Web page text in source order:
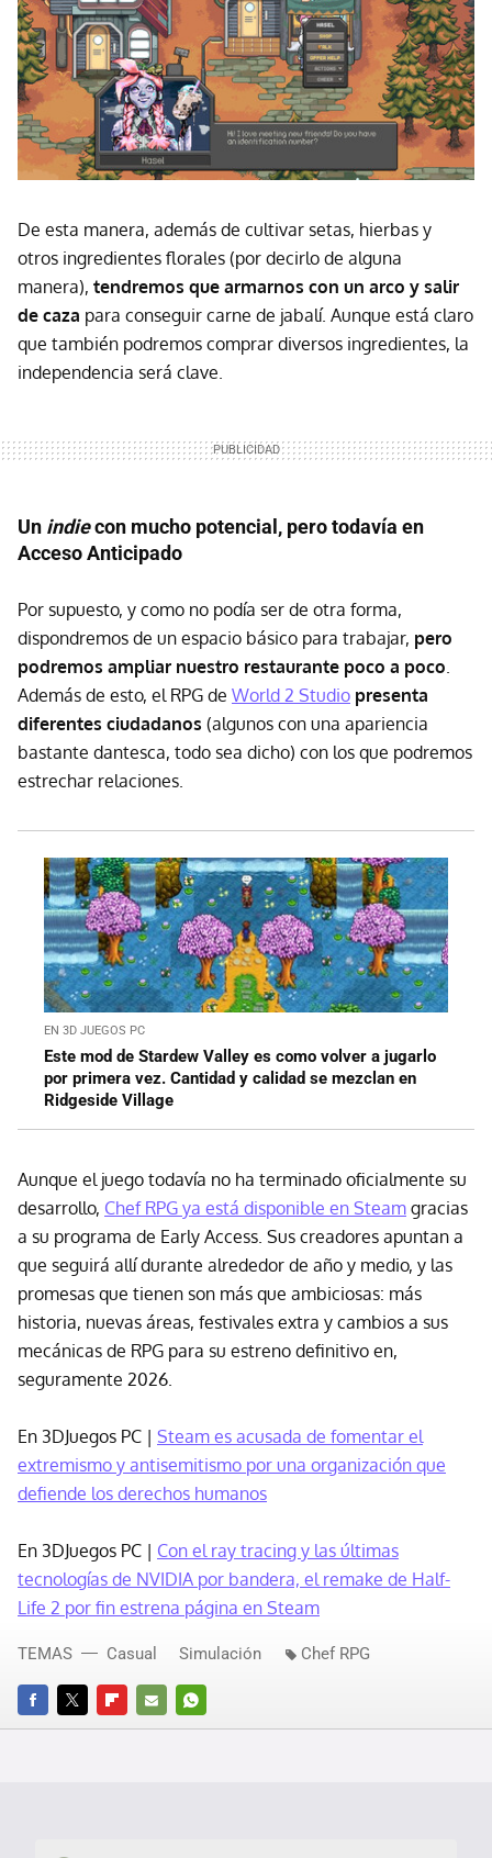
De esta manera, además de cultivar setas, hierbas y
otros ingredientes florales (por decirlo de alguna
manera), tendremos que armarnos con un arco y salir
de caza para conseguir carne de jabalí. Aunque está claro
que también podremos comprar diversos ingredientes, la
independencia será clave.
Un indiecon mucho potencial, pero todavía en
Acceso Anticipado
Por supuesto, y como no podía ser de otra forma,
dispondremos de un espacio básico para trabajar, pero
podremos ampliar nuestro restaurante poco a poco.
Además de esto, el RPG de World 2 Studio presenta
diferentes ciudadanos (algunos con una apariencia
bastante dantesca, todo sea dicho) con los que podremos
estrechar relaciones.
EN 3D JUEGOS PC
Este mod de Stardew Valley es como volver a jugarlo
por primera vez. Cantidad y calidad se mezclan en
Ridgeside Village
Aunque el juego todavía no ha terminado oficialmente su
desarrollo, Chef RPG ya está disponible en Steam gracias
a su programa de Early Access. Sus creadores apuntan a
que seguirá allí durante alrededor de año y medio, y las
promesas que tienen son más que ambiciosas: más
historia, nuevas áreas, festivales extra y cambios a sus
mecánicas de RPG para su estreno definitivo en,
seguramente 2026.
En 3DJuegos PC | Steam es acusada de fomentar el
extremismo y antisemitismo por una organización que
defiende los derechos humanos
En 3DJuegos PC | Con el ray tracing y las últimas
tecnologías de NVIDIA por bandera, el remake de Half-
Life 2 por fin estrena página en Steam
FACEBOOKTWITTERFLIPBOARD
E-
WHATSAPP
TEMAS Casual Simulación Chef RPG